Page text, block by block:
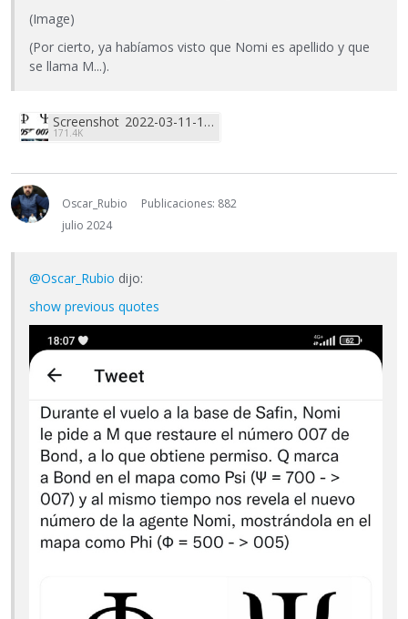
(Image)
(Por cierto, ya habíamos visto que Nomi es apellido y que
se llama M...).
Screenshot_2022-03-11-18-07-06-478_com.twitter.android.jpg
171.4K
Oscar_Rubio
Publicaciones: 882
julio 2024
@Oscar_Rubio dijo:
show previous quotes